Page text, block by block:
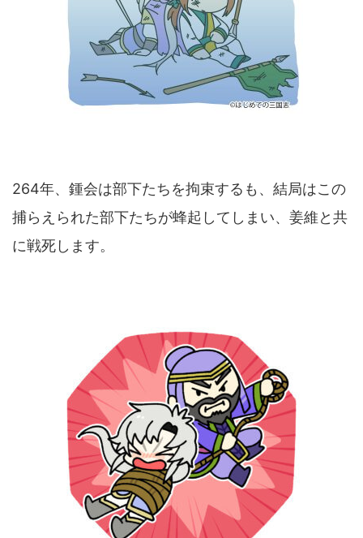
264年、鍾会は部下たちを拘束するも、結局はこの
捕らえられた部下たちが蜂起してしまい、姜維と共
に戦死します。